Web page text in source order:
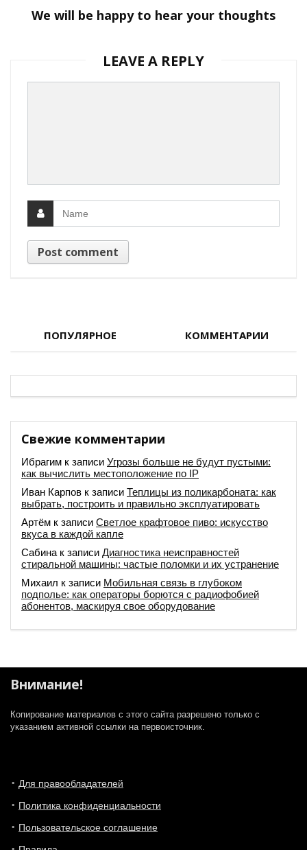
We will be happy to hear your thoughts
LEAVE A REPLY
ПОПУЛЯРНОЕ КОММЕНТАРИИ
Свежие комментарии
Ибрагим к записи Угрозы больше не будут пустыми:
как вычислить местоположение по IP
Иван Карпов к записи Теплицы из поликарбоната: как
выбрать, построить и правильно эксплуатировать
Артём к записи Светлое крафтовое пиво: искусство
вкуса в каждой капле
Сабина к записи Диагностика неисправностей
стиральной машины: частые поломки и их устранение
Михаил к записи Мобильная связь в глубоком
подполье: как операторы борются с радиофобией
абонентов, маскируя свое оборудование
Внимание!
Копирование материалов с этого сайта разрешено только с
указанием активной ссылки на первоисточник.
Для правообладателей
Политика конфиденциальности
Пользовательское соглашение